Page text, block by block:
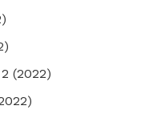
(2022)